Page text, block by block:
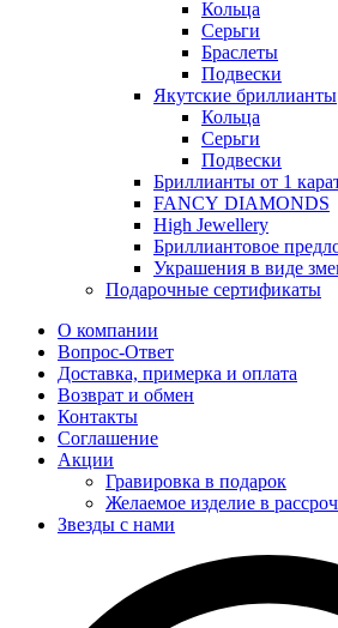
Кольца
Серьги
Браслеты
Подвески
Якутские бриллианты
Кольца
Серьги
Подвески
Бриллианты от 1
FANCY DIAMONDS
High Jewellery
Бриллиантовое
Украшения в виде
Подарочные сертификаты
О компании
Вопрос-Ответ
Доставка, примерка и оплата
Возврат и обмен
Контакты
Соглашение
Акции
Гравировка в подарок
Желаемое изделие в
Звезды с нами